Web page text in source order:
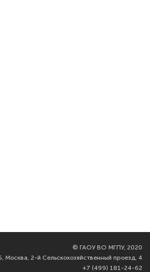
© ГАОУ ВО МГПУ, 2020
Москва, 2-й Сельскохозяйственный проезд, 4
+7 (499) 181-24-62